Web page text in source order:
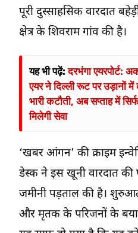
पूरी दुस्साहसिक वारदात
क्षेत्र के शिवराम गांव की है।
यह भी पढ़ें:दरभंगा एयरपोर्ट:
एयर ने दिल्ली रूट पर उड़ानों में
भारी कटौती, अब सप्ताह में
मिलेगी सेवा
‘खबर आंगन’ की क्राइम
डेस्क ने इस खूनी वारदात की
जमीनी पड़ताल की है।
और मृतक के परिजनों के